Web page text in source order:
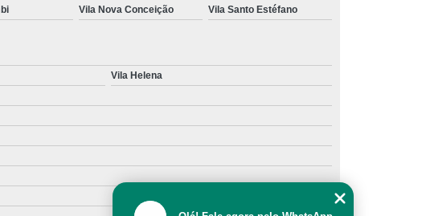
Vila Nova Conceição Vila Santo Estéfano
Vila Helena